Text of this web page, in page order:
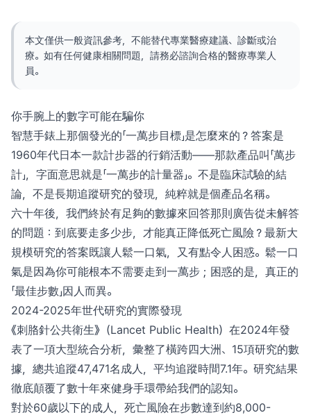
本文僅供一般資訊參考，不能替代專業醫療建議、診斷或治
療。如有任何健康相關問題，請務必諮詢合格的醫療專業人
員。
你手腕上的數字可能在騙你
智慧手錶上那個發光的「一萬步目標」是怎麼來的？答案是
1960年代日本一款計步器的行銷活動——那款產品叫「萬步
計」，字面意思就是「一萬步的計量器」。不是臨床試驗的結
論，不是長期追蹤研究的發現，純粹就是個產品名稱。
六十年後，我們終於有足夠的數據來回答那則廣告從未解答
的問題：到底要走多少步，才能真正降低死亡風險？最新大
規模研究的答案既讓人鬆一口氣，又有點令人困惑。鬆一口
氣是因為你可能根本不需要走到一萬步；困惑的是，真正的
「最佳步數」因人而異。
2024-2025年世代研究的實際發現
《刺胳針公共衛生》（Lancet Public Health）在2024年發
表了一項大型統合分析，彙整了橫跨四大洲、15項研究的數
據，總共追蹤47,471名成人，平均追蹤時間7.1年。研究結果
徹底顛覆了數十年來健身手環帶給我們的認知。
對於60歲以下的成人，死亡風險在步數達到約8,000-